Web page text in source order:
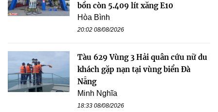
bồn còn 5.409 lít xăng E10
Hòa Bình
20:02 08/08/2026
Tàu 629 Vùng 3 Hải quân cứu nữ du
khách gặp nạn tại vùng biển Đà
Nẵng
Minh Nghĩa
18:33 08/08/2026